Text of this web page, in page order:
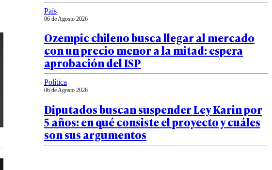
País
06 de Agosto 2026
Ozempic chileno busca llegar al mercado
con un precio menor a la mitad: espera
aprobación del ISP
Política
06 de Agosto 2026
Diputados buscan suspender Ley Karin por
5 años: en qué consiste el proyecto y cuáles
son sus argumentos